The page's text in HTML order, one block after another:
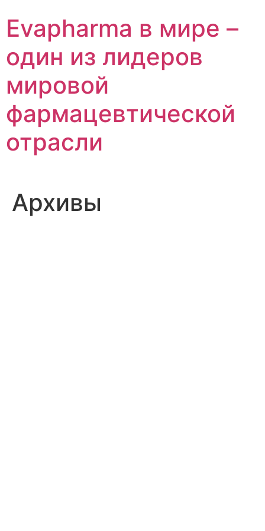
содержимому
Evapharma в мире –
один из лидеров
мировой
фармацевтической
отрасли
Архивы